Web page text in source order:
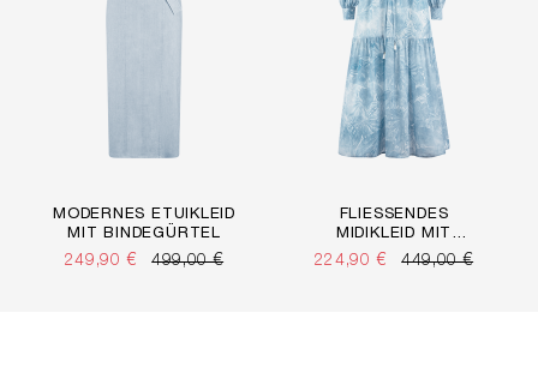
MODERNES ETUIKLEID
MIT BINDEGÜRTEL
249,90 € 499,00 €
FLIESSENDES M
IDIKLEID MIT A
LLOVER PRINT
224,90 € 449,00 €